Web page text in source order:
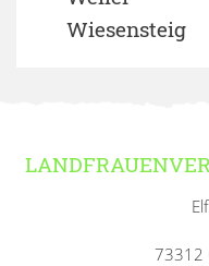
Wiesensteig
73312